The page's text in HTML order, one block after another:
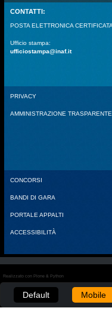
CONTATTI:
POSTA ELETTRONICA CERTIFICATA
Ufficio stampa:
ufficiostampa@inaf.it
PRIVACY
AMMINISTRAZIONE TRASPARENTE
CONCORSI
BANDI DI GARA
PORTALE APPALTI
ACCESSIBILITÀ
Realizzato con Plone & Python
Default Mobile